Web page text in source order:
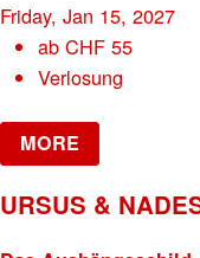
Friday, Jan 15, 2027
abCHF 55
Verlosung
MORE
URSUS &